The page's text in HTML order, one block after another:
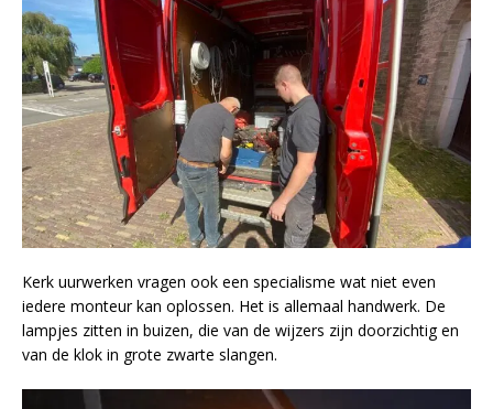
Kerk uurwerken vragen ook een specialisme wat niet even
iedere monteur kan oplossen. Het is allemaal handwerk. De
lampjes zitten in buizen, die van de wijzers zijn doorzichtig en
van de klok in grote zwarte slangen.